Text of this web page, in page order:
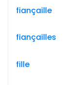
fiançaille
fiançailles
fille